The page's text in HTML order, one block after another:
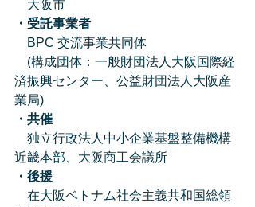
大阪市
・受託事業者
BPC 交流事業共同体
(構成団体：一般財団法人大阪国際経
済振興センター、公益財団法人大阪産
業局)
・共催
独立行政法人中小企業基盤整備機構
近畿本部、大阪商工会議所
・後援
在大阪ベトナム社会主義共和国総領